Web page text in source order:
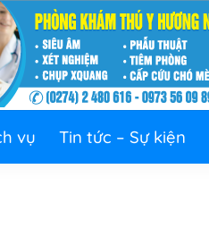
vụ Tin tức – Sự kiện